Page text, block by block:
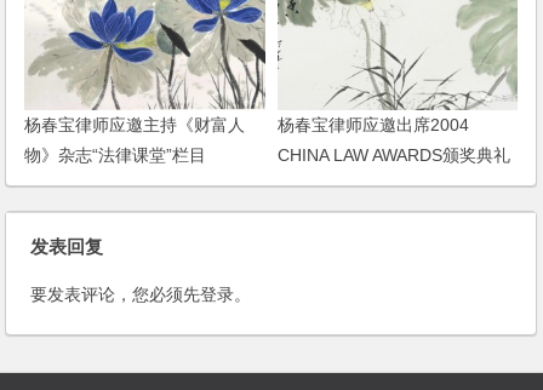
杨春宝律师应邀主持《财富人
物》杂志“法律课堂”栏目
杨春宝律师应邀出席2004
CHINA LAW AWARDS颁奖典礼
发表回复
要发表评论，您必须先登录。